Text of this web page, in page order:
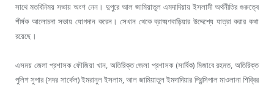
সাথে মতবিনিময় সভায় অংশ নেন। দুপুরে আল জামিয়াতুল এমদাদিয়ায় ইসলামী অর্থনীতির গুরুত্বে
শীর্ষক আলোচনা সভায় যোগদান করেন। সেখান থেকে ব্রাক্ষ্মণবাড়িয়ার উদ্দেশ্যে যাত্রা করার কথা
রয়েছে।
এসময় জেলা প্রশাসক ফৌজিয়া খান, অতিরিক্ত জেলা প্রশাসক (সার্বিক) মিজাবে রহমত, অতিরিক্ত
পুলিশ সুপার (সদর সার্কেল) ইমরানুল ইসলাম, আল জামিয়াতুল ইমদাদিয়ার প্রিন্সিপাল মাওলানা শিব্বির